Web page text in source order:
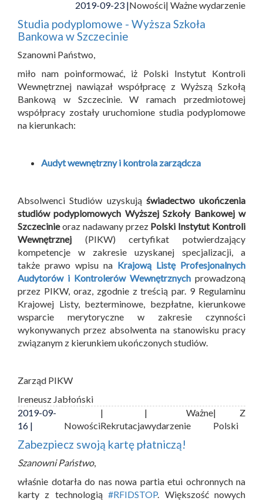
2019-09-23 |Nowości| Ważne wydarzenie
Studia podyplomowe - Wyższa Szkoła
Bankowa w Szczecinie
Szanowni Państwo,
miło nam poinformować, iż Polski Instytut Kontroli
Wewnętrznej nawiązał współpracę z Wyższą Szkołą
Bankową w Szczecinie. W ramach przedmiotowej
współpracy zostały uruchomione studia podyplomowe
na kierunkach:
Audyt wewnętrzny i kontrola zarządcza
Absolwenci Studiów uzyskują świadectwo ukończenia
studiów podyplomowych Wyższej Szkoły Bankowej w
Szczecinieoraz nadawany przez Polski Instytut Kontroli
Wewnętrznej (PIKW) certyfikat potwierdzający
kompetencje w zakresie uzyskanej specjalizacji, a
także prawo wpisu na Krajową Listę Profesjonalnych
Audytorów i Kontrolerów Wewnętrznych prowadzoną
przez PIKW, oraz, zgodnie z treścią par. 9 Regulaminu
Krajowej Listy, bezterminowe, bezpłatne, kierunkowe
wsparcie merytoryczne w zakresie czynności
wykonywanych przez absolwenta na stanowisku pracy
związanym z kierunkiem ukończonych studiów.
Zarząd PIKW
Ireneusz Jabłoński
2019-09-
16 |
Nowości
|
Rekrutacja
| Ważne
wydarzenie
| Z
Polski
Zabezpiecz swoją kartę płatniczą!
Szanowni Państwo,
właśnie dotarła do nas nowa partia etui ochronnych na
karty z technologią#RFIDSTOP. Większość nowych